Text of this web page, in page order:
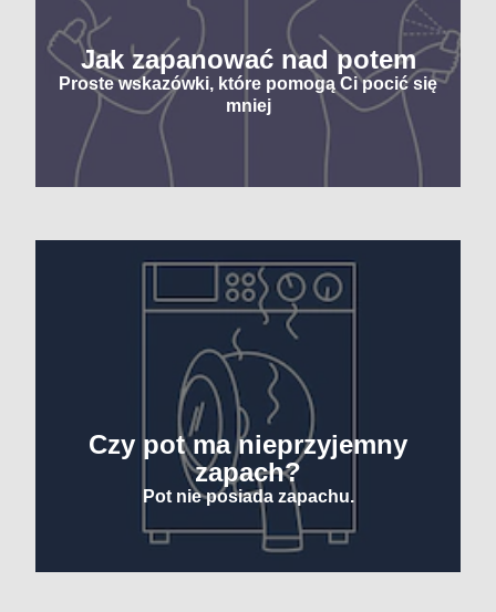
Jak zapanować nad potem
Proste wskazówki, które pomogą Ci pocić się
mniej
Czy pot ma nieprzyjemny
zapach?
Pot nie posiada zapachu.